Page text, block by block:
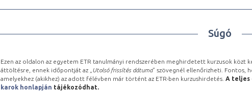
Súgó
Ezen az oldalon az egyetem ETR tanulmányi rendszerében meghirdetett kurzusok közt
áttöltésre, ennek időpontját az „ Utolsó frissítés dátuma” szövegnél ellenőrizheti. Fontos,
amelyekhez (akikhez) az adott félévben már történt az ETR-ben kurzushirdetés. A teljes
karok honlapján tájékozódhat.